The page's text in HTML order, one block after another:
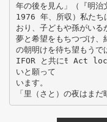
年の後を見ん」（『明治
1976 年、所収）私たち
おり、子どもや孫がいる
夢と希望をもちつづけ
の朝明けを待ち望もう
IFOR と共にﾓ Act
いと願って
います。